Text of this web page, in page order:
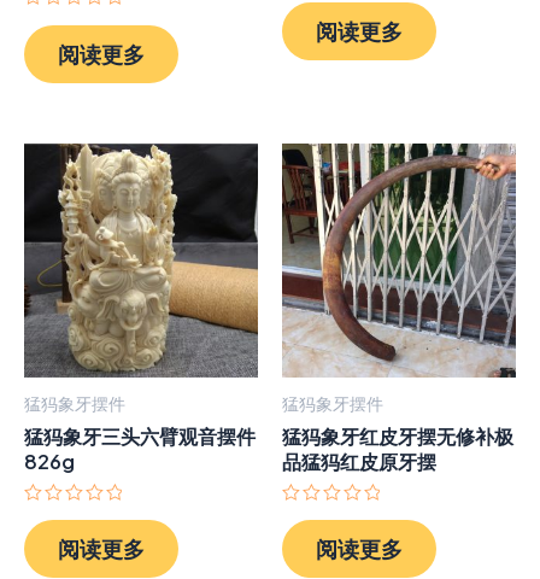
分
0
&sol;
阅读更多
分
0
&sol;
阅读更多
猛犸象牙摆件
猛犸象牙三头六臂观音摆件
826g
评
分
0
&sol;
阅读更多
猛犸象牙摆件
猛犸象牙红皮牙摆无修补极
品猛犸红皮原牙摆
评
分
0
&sol;
阅读更多